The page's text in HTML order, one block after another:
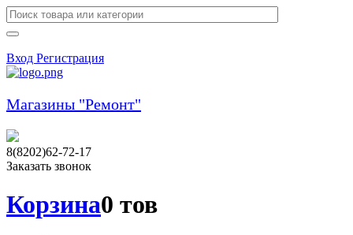
Вход Регистрация
Магазины "Ремонт"
8(8202)62-72-17
Заказать звонок
Корзина0 тов